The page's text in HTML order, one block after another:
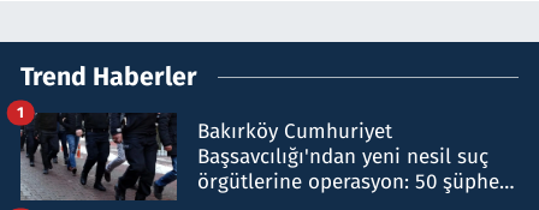
Trend Haberler
Bakırköy Cumhuriyet
Başsavcılığı'ndan yeni nesil suç
örgütlerine operasyon: 50 şüpheli
1